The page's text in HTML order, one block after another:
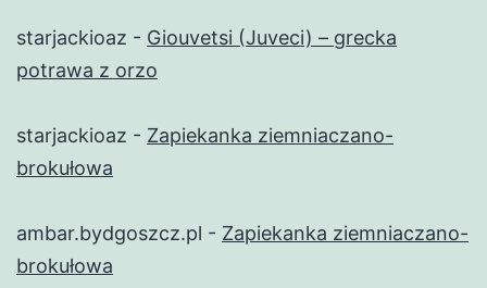
starjackioaz - Giouvetsi (Juveci) – grecka
potrawa z orzo
starjackioaz - Zapiekanka ziemniaczano-
brokułowa
ambar.bydgoszcz.pl - Zapiekanka ziemniaczano-
brokułowa